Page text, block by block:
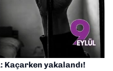
Kaçarken yakalandı!